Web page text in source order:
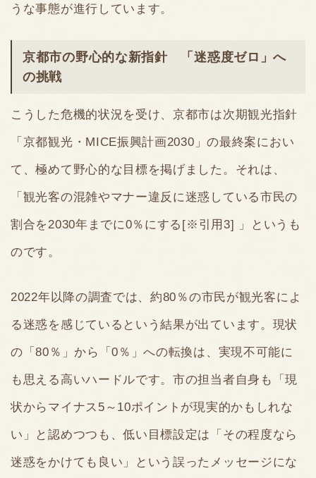
うな事態が進行しています。
京都市の野心的な新指針 「迷惑度ゼロ」へ
の挑戦
こうした危機的状況を受け、京都市は次期観光指針
「京都観光・MICE振興計画2030」の最終案におい
て、極めて野心的な目標を掲げました。それは、
「観光客の混雑やマナー違反に迷惑している市民の
割合を2030年までに0％にする[※引用3] 」というも
のです。
2022年以降の調査では、約80％の市民が観光客によ
る迷惑を感じているという結果が出ています。現状
の「80％」から「0％」への転換は、実現不可能に
も思える高いハードルです。市の担当者自身も「現
状からマイナス5～10ポイントが現実的かもしれな
い」と認めつつも、低い目標設定は「その程度なら
迷惑をかけても良い」という誤ったメッセージにな